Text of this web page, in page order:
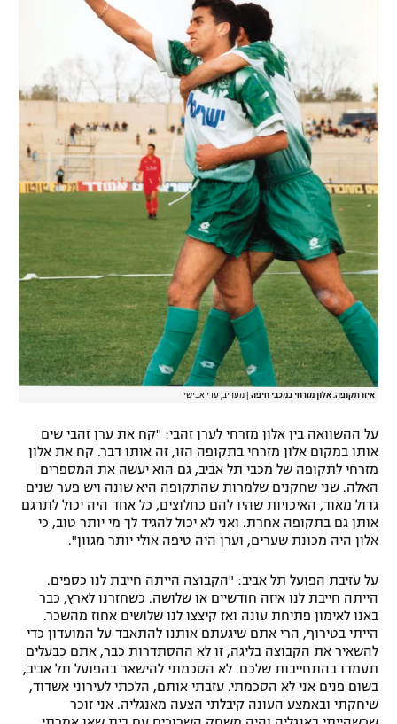
איזו תקופה. אלון מזרחי במכבי חיפה מעריב, עדי אבישי
על ההשוואה בין אלון מזרחי לערן זהבי: "קח את ערן זהבי שים
אותו במקום אלון מזרחי בתקופה הזו, זה אותו דבר. קח את אלון
מזרחי לתקופה של מכבי תל אביב, גם הוא יעשה את המספרים
האלה. שני שחקנים שלמרות שהתקופה היא שונה ויש פער שנים
גדול מאוד, האיכויות שהיו להם כחלוצים, כל אחד היה יכול לתרגם
אותן גם בתקופה אחרת. ואני לא יכול להגיד לך מי יותר טוב, כי
אלון היה מכונת שערים, וערן היה טיפה אולי יותר מגוון".
על עזיבת הפועל תל אביב: "הקבוצה הייתה חייבת לנו כספים.
הייתה חייבת לנו איזה חודשיים או שלושה. כשחזרנו לארץ, כבר
באנו לאימון פתיחת עונה ואז קיצצו לנו שלושים אחוז מהשכר.
הייתי בטירוף, הרי אתם שיגעתם אותנו להתאבד על המועדון כדי
להשאיר את הקבוצה בליגה, זו לא ההסתדרות כבר, אתם כבעלים
תעמדו בהתחייבות שלכם. לא הסכמתי להישאר בהפועל תל אביב,
בשום פנים אני לא הסכמתי. עזבתי אותם, הלכתי לעירוני אשדוד,
שיחקתי ובאמצע העונה קיבלתי הצעה מאנגליה. אני זוכר